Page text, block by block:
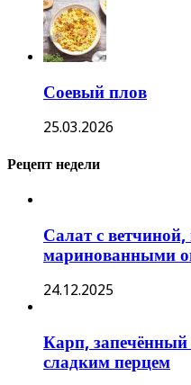
Соевый плов
25.03.2026
Рецепт недели
Салат с
маринованными
24.12.2025
Карп,
сладким перцем